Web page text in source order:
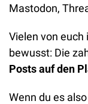
Mastodon,
Vielen von
bewusst: Die
Posts auf den
Wenn du es